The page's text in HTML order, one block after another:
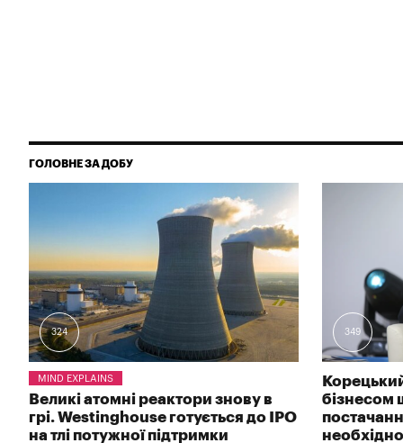
ГОЛОВНЕ ЗА ДОБУ
324
MIND EXPLAINS
Великі атомні реактори знову в
грі. Westinghouse готується до IPO
на тлі потужної підтримки
349
бізнесом